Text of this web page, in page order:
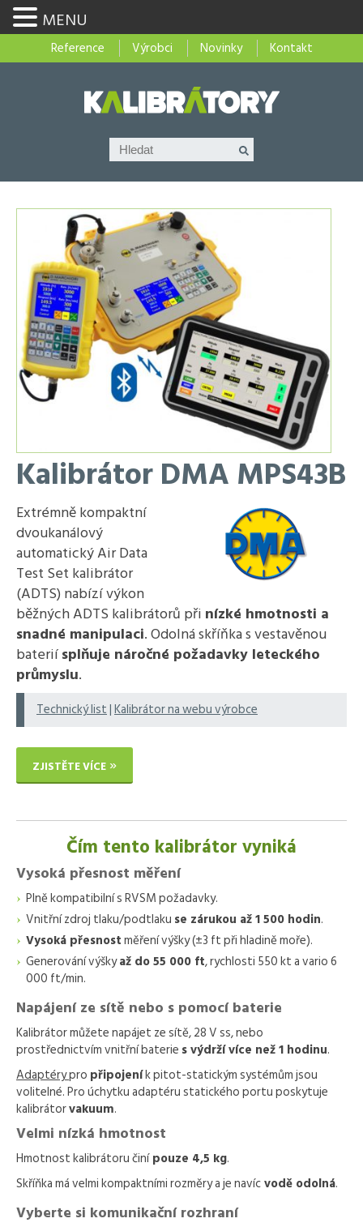
Reference Výrobci Novinky Kontakt
Kalibrátor DMA MPS43B
Extrémně kompaktní
dvoukanálový
automatický Air Data
Test Set kalibrátor
(ADTS) nabízí výkon
běžných ADTS kalibrátorů při nízké hmotnosti a
snadné manipulaci. Odolná skříňka s vestavěnou
bateriísplňuje náročné požadavky leteckého
průmyslu.
Technický list|Kalibrátor na webu výrobce
ZJISTĚTE VÍCE
Čím tento kalibrátor vyniká
Vysoká přesnost měření
Plně kompatibilní s RVSM požadavky.
Vnitřní zdroj tlaku/podtlaku se zárukou až 1 500 hodin.
Vysoká přesnostměření výšky (±3 ft při hladině moře).
Generování výškyaž do 55 000 ft, rychlosti 550 kt a vario 6
000 ft/min.
Napájení ze sítě nebo s pomocí baterie
Kalibrátor můžete napájet ze sítě, 28 V ss, nebo
prostřednictvím vnitřní baterie s výdrží více než 1 hodinu.
Adaptérypro připojeník pitot-statickým systémům jsou
volitelné. Pro úchytku adaptéru statického portu poskytuje
kalibrátorvakuum.
Velmi nízká hmotnost
Hmotnost kalibrátoru činípouze 4,5 kg.
Skříňka má velmi kompaktními rozměry a je navícvodě odolná.
Vyberte si komunikační rozhraní
MENU